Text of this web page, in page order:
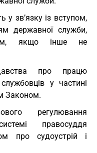
у зв’язку із вступом,
державної служби,
якщо інше не
про працю
у частині
Законом.
регулювання
правосуддя
про судоустрій і